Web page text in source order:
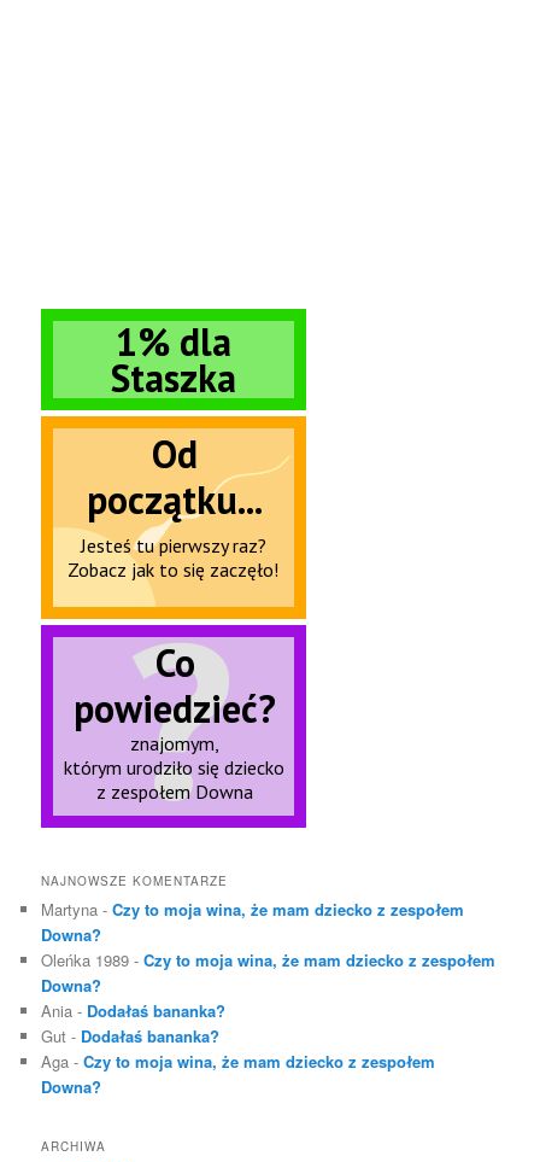
NAJNOWSZE KOMENTARZE
Martyna -Czy to moja wina, że mam dziecko z zespołem
Downa?
Oleńka 1989 -Czy to moja wina, że mam dziecko z zespołem
Downa?
Ania - Dodałaś bananka?
Gut - Dodałaś bananka?
Aga -Czy to moja wina, że mam dziecko z zespołem
Downa?
ARCHIWA